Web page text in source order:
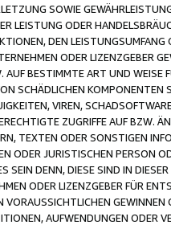
SOWIE
LEISTUNG ODER
DEN
ODER LIZENZGEBER
AUF BESTIMMTE ART UND
SCHÄDLICHEN
VIREN,
ZUGRIFFE AUF BZW.
TEXTEN ODER SONSTIGEN
ODER JURISTISCHEN PERSON
SEIN DENN, DIESE SIND IN
ODER LIZENZGEBER FÜR
VORAUSSICHTLICHEN
AUFWENDUNGEN ODER